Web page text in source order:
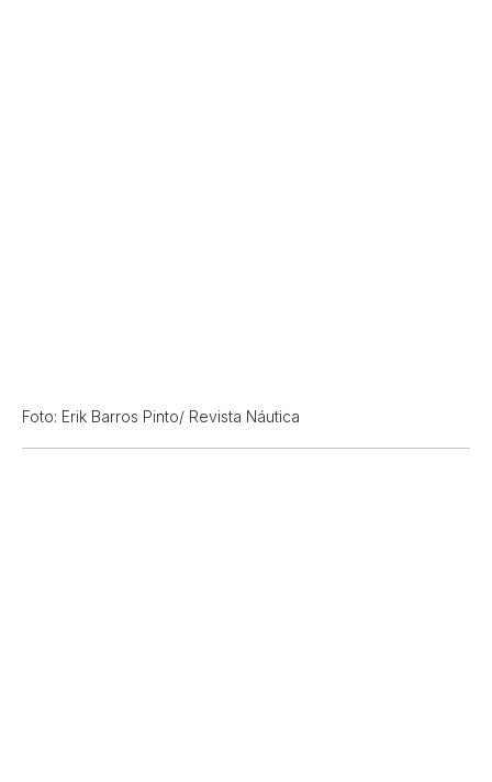
Foto: Erik Barros Pinto/ Revista Náutica